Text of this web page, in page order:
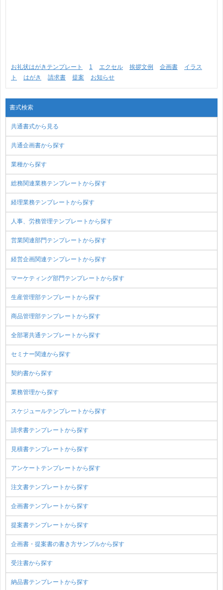
お礼状はがきテンプレート 1 エクセル 挨拶文例 企画書
イラス
ト
はがき 請求書 提案 お知らせ
書式検索
共通書式から見る
共通企画書から探す
業種から探す
総務関連業務テンプレートから探す
経理業務テンプレートから探す
人事、労務管理テンプレートから探す
営業関連部門テンプレートから探す
経営企画関連テンプレートから探す
マーケティング部門テンプレートから探す
生産管理部テンプレートから探す
商品管理部テンプレートから探す
全部署共通テンプレートから探す
セミナー関連から探す
契約書から探す
業務管理から探す
スケジュールテンプレートから探す
請求書テンプレートから探す
見積書テンプレートから探す
アンケートテンプレートから探す
注文書テンプレートから探す
企画書テンプレートから探す
提案書テンプレートから探す
企画書・提案書の書き方サンプルから探す
受注書から探す
納品書テンプレートから探す